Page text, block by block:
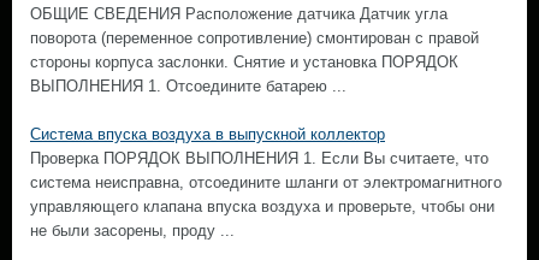
ОБЩИЕ СВЕДЕНИЯ Расположение датчика Датчик угла
поворота (переменное сопротивление) смонтирован с правой
стороны корпуса заслонки. Снятие и установка ПОРЯДОК
ВЫПОЛНЕНИЯ 1. Отсоедините батарею ...
Система впуска воздуха в выпускной коллектор
Проверка ПОРЯДОК ВЫПОЛНЕНИЯ 1. Если Вы считаете, что
система неисправна, отсоедините шланги от электромагнитного
управляющего клапана впуска воздуха и проверьте, чтобы они
не были засорены, проду ...